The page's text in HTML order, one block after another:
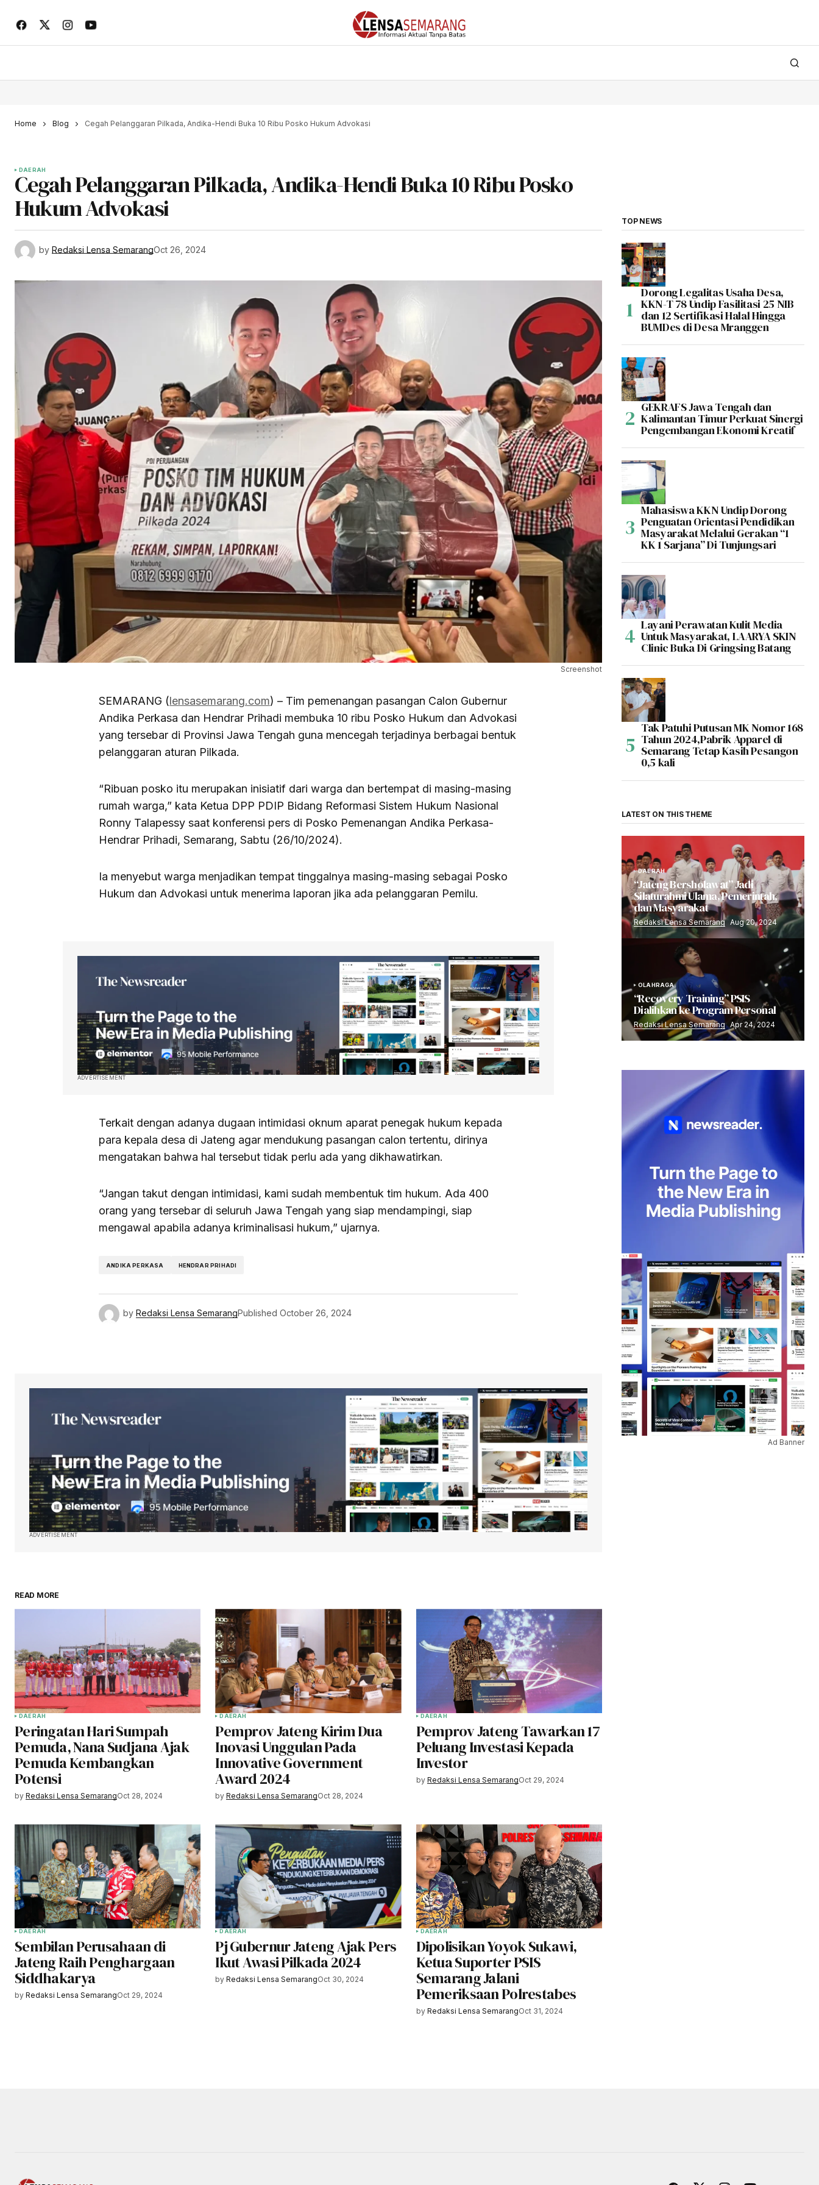
Home Blog Cegah Pelanggaran Pilkada, Andika-Hendi Buka 10 Ribu Posko Hukum Advokasi
DAERAH
Cegah Pelanggaran Pilkada, Andika-Hendi Buka 10 Ribu Posko
Hukum Advokasi
by Redaksi Lensa SemarangOct 26, 2024
Screenshot
SEMARANG (lensasemarang.com) – Tim pemenangan pasangan Calon Gubernur
Andika Perkasa dan Hendrar Prihadi membuka 10 ribu Posko Hukum dan Advokasi
yang tersebar di Provinsi Jawa Tengah guna mencegah terjadinya berbagai bentuk
pelanggaran aturan Pilkada.
“Ribuan posko itu merupakan inisiatif dari warga dan bertempat di masing-masing
rumah warga,” kata Ketua DPP PDIP Bidang Reformasi Sistem Hukum Nasional
Ronny Talapessy saat konferensi pers di Posko Pemenangan Andika Perkasa-
Hendrar Prihadi, Semarang, Sabtu (26/10/2024).
Ia menyebut warga menjadikan tempat tinggalnya masing-masing sebagai Posko
Hukum dan Advokasi untuk menerima laporan jika ada pelanggaran Pemilu.
ADVERTISEMENT
Terkait dengan adanya dugaan intimidasi oknum aparat penegak hukum kepada
para kepala desa di Jateng agar mendukung pasangan calon tertentu, dirinya
mengatakan bahwa hal tersebut tidak perlu ada yang dikhawatirkan.
“Jangan takut dengan intimidasi, kami sudah membentuk tim hukum. Ada 400
orang yang tersebar di seluruh Jawa Tengah yang siap mendampingi, siap
mengawal apabila adanya kriminalisasi hukum,” ujarnya.
ANDIKA PERKASA HENDRAR PRIHADI
by Redaksi Lensa SemarangPublished October 26, 2024
ADVERTISEMENT
READ MORE
DAERAH
Peringatan Hari Sumpah
Pemuda, Nana Sudjana Ajak
Pemuda Kembangkan
Potensi
by Redaksi Lensa SemarangOct 28, 2024
DAERAH
Pemprov Jateng Kirim Dua
Inovasi Unggulan Pada
Innovative Government
Award 2024
by Redaksi Lensa SemarangOct 28, 2024
DAERAH
Pemprov Jateng Tawarkan 17
Peluang Investasi Kepada
Investor
by Redaksi Lensa SemarangOct 29, 2024
DAERAH
Sembilan Perusahaan di
Jateng Raih Penghargaan
Siddhakarya
by Redaksi Lensa SemarangOct 29, 2024
DAERAH
Pj Gubernur Jateng Ajak Pers
Ikut Awasi Pilkada 2024
by Redaksi Lensa SemarangOct 30, 2024
DAERAH
Dipolisikan Yoyok Sukawi,
Ketua Suporter PSIS
Semarang Jalani
Pemeriksaan Polrestabes
by Redaksi Lensa SemarangOct 31, 2024
TOP NEWS
Dorong Legalitas Usaha Desa,
KKN-T 78 Undip Fasilitasi 25 NIB
dan 12 Sertifikasi Halal Hingga
BUMDes di Desa Mranggen
GEKRAFS Jawa Tengah dan
Kalimantan Timur Perkuat Sinergi
Pengembangan Ekonomi Kreatif
Mahasiswa KKN Undip Dorong
Penguatan Orientasi Pendidikan
Masyarakat Melalui Gerakan “1
KK 1 Sarjana” Di Tunjungsari
Layani Perawatan Kulit Media
Untuk Masyarakat, LAARYA SKIN
Clinic Buka Di Gringsing Batang
Tak Patuhi Putusan MK Nomor 168
Tahun 2024,Pabrik Apparel di
Semarang Tetap Kasih Pesangon
0,5 kali
LATEST ON THIS THEME
DAERAH
“Jateng Bersholawat” Jadi
Silaturahmi Ulama, Pemerintah,
dan Masyarakat
Redaksi Lensa Semarang Aug 20, 2024
OLAHRAGA
“Recovery Training” PSIS
Dialihkan ke Program Personal
Redaksi Lensa Semarang Apr 24, 2024
Ad Banner